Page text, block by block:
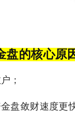
盘的核心原
；
盘敛财速度更